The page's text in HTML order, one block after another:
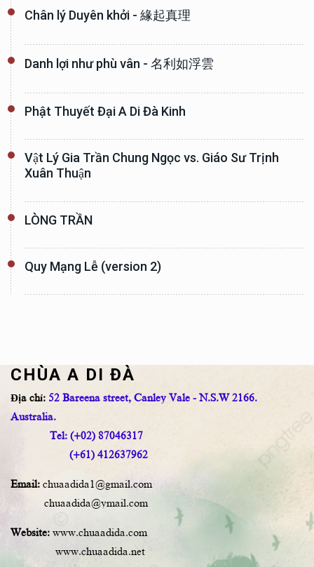
Chân lý Duyên khởi - 緣起真理
Danh lợi như phù vân - 名利如浮雲
Phật Thuyết Đại A Di Đà Kinh
Vật Lý Gia Trần Chung Ngọc vs. Giáo Sư Trịnh
Xuân Thuận
LÒNG TRẦN
Quy Mạng Lễ (version 2)
CHÙA A DI ĐÀ
Địa chỉ: 52 Bareena street, Canley Vale - N.S.W 2166.
Australia.
Tel: (+02) 87046317
(+61) 412637962
Email: chuaadida1@gmail.com
chuaadida@ymail.com
Website: www.chuaadida.com
www.chuaadida.net